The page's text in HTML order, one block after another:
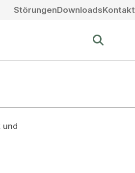
StörungenDownloadsKontakt
und